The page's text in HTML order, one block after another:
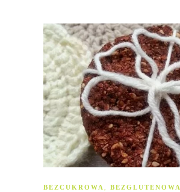
BEZCUKROWA , BEZGLUTENOWA